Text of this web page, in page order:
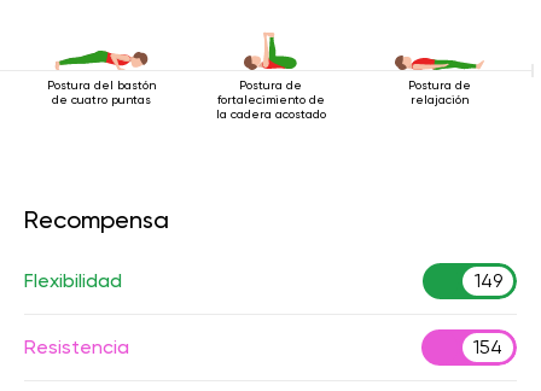
Postura del bastón
de cuatro puntas
Postura de
fortalecimiento de
la cadera acostado
Postura de
relajación
Recompensa
Flexibilidad 149
Resistencia 154